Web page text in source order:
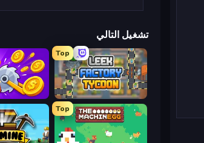
تشغيل التالي
Top
Leek Factory Tycoon
Farm Ring Idle
Top